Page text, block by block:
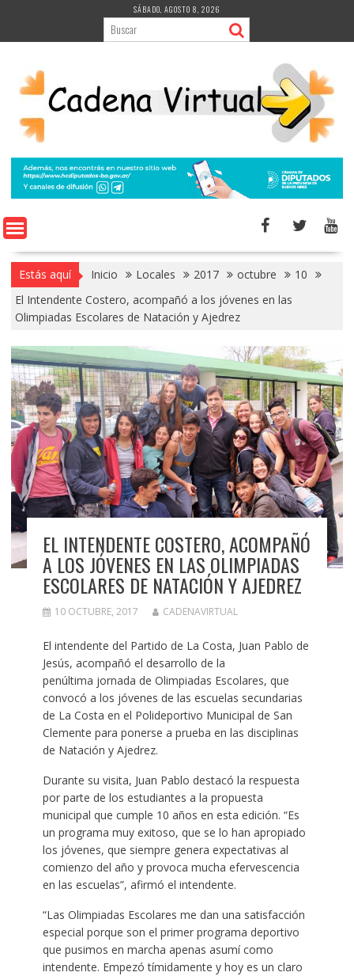
contenido
SÁBADO, AGOSTO 8, 2026
Estás aquí Inicio Locales 2017 octubre
10
El Intendente Costero, acompañó a los jóvenes en las
Olimpiadas Escolares de Natación y Ajedrez
EL INTENDENTE COSTERO, ACOMPAÑÓ
A LOS JÓVENES EN LAS OLIMPIADAS
ESCOLARES DE NATACIÓN Y AJEDREZ
10 OCTUBRE, 2017 CADENAVIRTUAL
El intendente del Partido de La Costa, Juan Pablo de
Jesús, acompañó el desarrollo de la
penúltima jornada de Olimpiadas Escolares, que
convocó a los jóvenes de las escuelas secundarias
de La Costa en el Polideportivo Municipal de San
Clemente para ponerse a prueba en las disciplinas
de Natación y Ajedrez.
Durante su visita, Juan Pablo destacó la respuesta
por parte de los estudiantes a la propuesta
municipal que cumple 10 años en esta edición. “Es
un programa muy exitoso, que se lo han apropiado
los jóvenes, que siempre genera expectativas al
comienzo del año y provoca mucha efervescencia
en las escuelas”, afirmó el intendente.
“Las Olimpiadas Escolares me dan una satisfacción
especial porque son el primer programa deportivo
que pusimos en marcha apenas asumí como
intendente. Empezó tímidamente y hoy es un claro